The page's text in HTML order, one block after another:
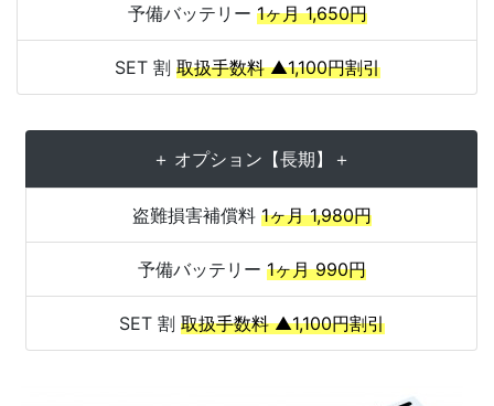
予備バッテリー 1ヶ月 1,650円
SET 割 取扱手数料 ▲1,100円割引
＋ オプション【長期】＋
盗難損害補償料 1ヶ月 1,980円
予備バッテリー 1ヶ月 990円
SET 割 取扱手数料 ▲1,100円割引